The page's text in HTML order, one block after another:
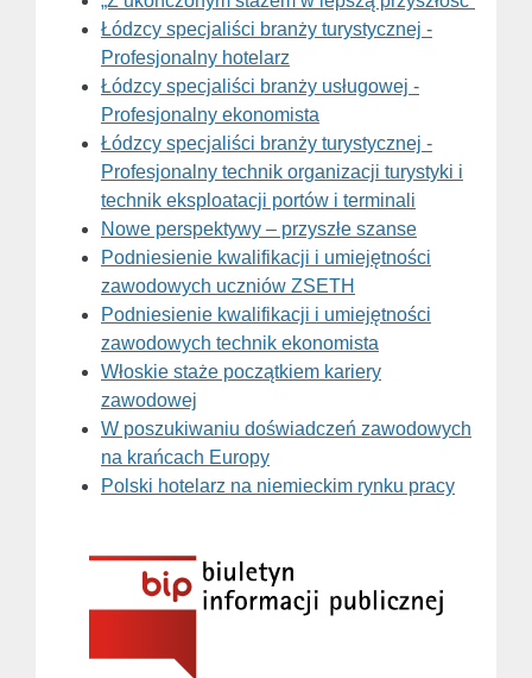
Łódzcy specjaliści branży turystycznej -
Profesjonalny hotelarz
Łódzcy specjaliści branży usługowej -
Profesjonalny ekonomista
Łódzcy specjaliści branży turystycznej -
Profesjonalny technik organizacji turystyki i
technik eksploatacji portów i terminali
Nowe perspektywy – przyszłe szanse
Podniesienie kwalifikacji i umiejętności
zawodowych uczniów ZSETH
Podniesienie kwalifikacji i umiejętności
zawodowych technik ekonomista
Włoskie staże początkiem kariery
zawodowej
W poszukiwaniu doświadczeń zawodowych
na krańcach Europy
Polski hotelarz na niemieckim rynku pracy